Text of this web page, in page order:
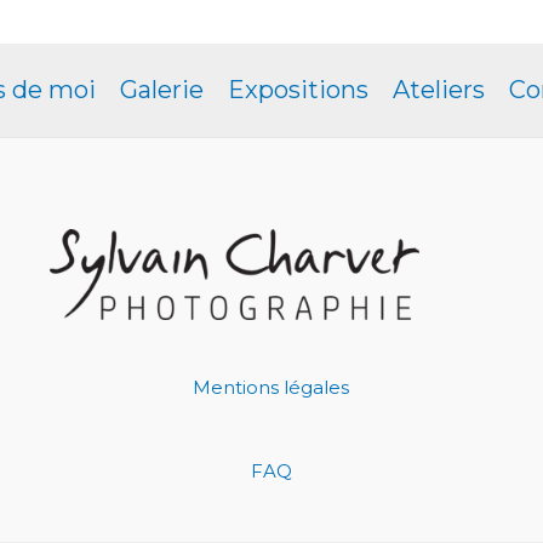
de moi Galerie Expositions Ateliers
Mentions légales
FAQ